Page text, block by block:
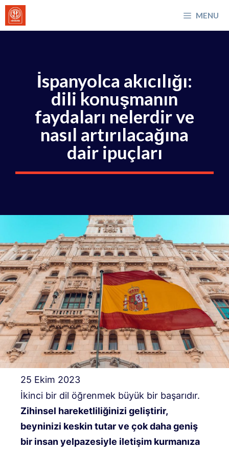
İçeriğe
atla
MENU
İspanyolca akıcılığı:
dili konuşmanın
faydaları nelerdir ve
nasıl artırılacağına
dair ipuçları
25 Ekim 2023
İkinci bir dil öğrenmek büyük bir başarıdır.
Zihinsel hareketliliğinizi geliştirir,
beyninizi keskin tutar ve çok daha geniş
bir insan yelpazesiyle iletişim kurmanıza